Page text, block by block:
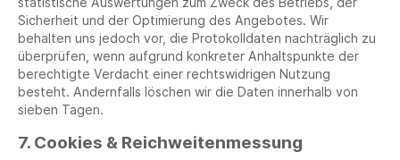
Sicherheit und der Optimierung des Angebotes. Wir
behalten uns jedoch vor, die Protokolldaten nachträglich zu
überprüfen, wenn aufgrund konkreter Anhaltspunkte der
berechtigte Verdacht einer rechtswidrigen Nutzung
besteht. Andernfalls löschen wir die Daten innerhalb von
sieben Tagen.
7. Cookies & Reichweitenmessung